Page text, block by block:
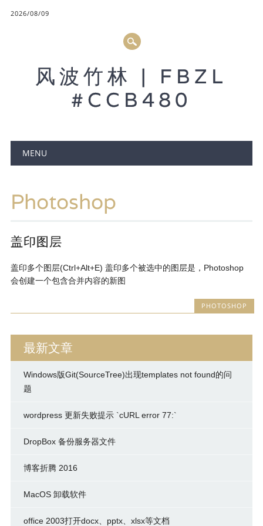
2026/08/09
风波竹林 | FBZL
#CCB480
Main menu
MENU
Photoshop
盖印图层
盖印多个图层(Ctrl+Alt+E) 盖印多个被选中的图层是，Photoshop
会创建一个包含合并内容的新图
PHOTOSHOP
最新文章
Windows版Git(SourceTree)出现templates not found的问
题
wordpress 更新失败提示 `cURL error 77:`
DropBox 备份服务器文件
博客折腾 2016
MacOS 卸载软件
office 2003打开docx、pptx、xlsx等文档